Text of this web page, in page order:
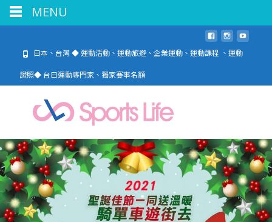
日本、台灣 ◆ 運動活動、運動旅遊、企業運動、運動課程 、運動
證照◆ 台日運動專門家、獨家賽事名額
MENU